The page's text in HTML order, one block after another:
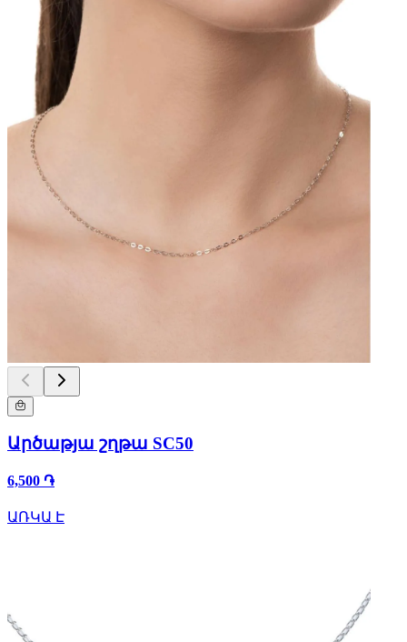
Արծաթյա շղթա SC50
6,500 ֏
ԱՌԿԱ Է